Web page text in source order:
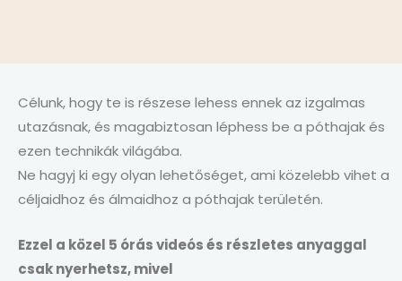
Célunk, hogy te is részese lehess ennek az izgalmas
utazásnak, és magabiztosan léphess be a póthajak és
ezen technikák világába.
Ne hagyj ki egy olyan lehetőséget, ami közelebb vihet a
céljaidhoz és álmaidhoz a póthajak területén.
Ezzel a közel 5 órás videós és részletes anyaggal
csak nyerhetsz, mivel